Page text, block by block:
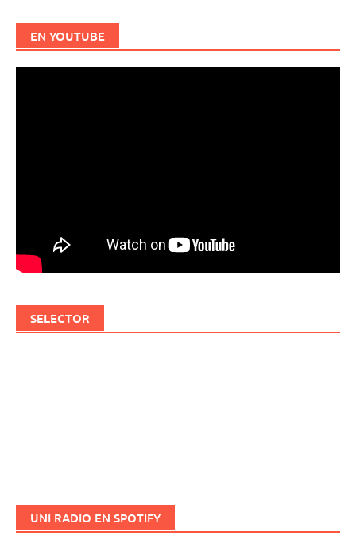
EN YOUTUBE
SELECTOR
UNI RADIO EN SPOTIFY